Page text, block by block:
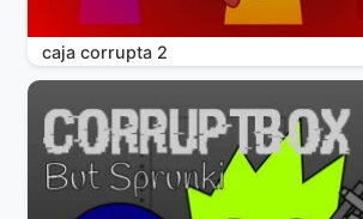
caja corrupta 2